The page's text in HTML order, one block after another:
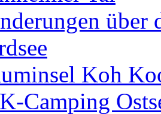
über
Koh
Camping